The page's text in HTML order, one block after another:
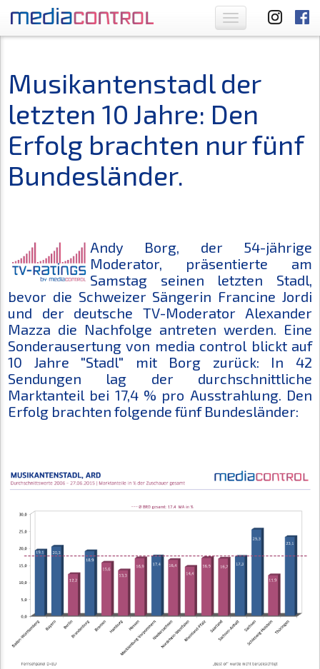
Toggle
navigation
Musikantenstadl der
letzten 10 Jahre: Den
Erfolg brachten nur fünf
Bundesländer.
Andy Borg, der 54-jährige
Moderator, präsentierte am
Samstag seinen letzten Stadl,
bevor die Schweizer Sängerin Francine Jordi
und der deutsche TV-Moderator Alexander
Mazza die Nachfolge antreten werden. Eine
Sonderausertung von media control blickt auf
10 Jahre "Stadl" mit Borg zurück: In 42
Sendungen lag der durchschnittliche
Marktanteil bei 17,4 % pro Ausstrahlung. Den
Erfolg brachten folgende fünf Bundesländer: